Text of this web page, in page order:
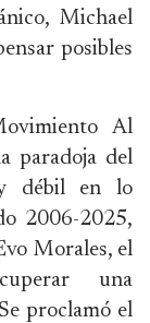
Michael
posibles
Al
paradoja del
débil en lo
2006-2025,
Morales, el
una
proclamó el